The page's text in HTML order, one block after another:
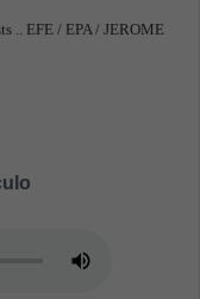
.. EFE / EPA / JEROME